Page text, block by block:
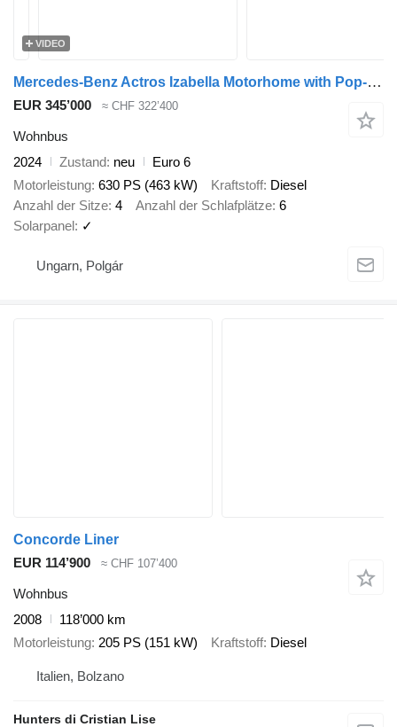
VIDEO
Mercedes-Benz Actros Izabella Motorhome with Pop-Out
EUR 345’000 ≈ CHF 322’400
Wohnbus
2024
Zustand neu
Euro 6
Motorleistung 630 PS (463 kW) Kraftstoff Diesel
Anzahl der Sitze 4 Anzahl der Schlafplätze 6
Solarpanel ✓
Ungarn, Polgár
Concorde Liner
EUR 114’900
≈ CHF 107’400
Wohnbus
2008
118’000 km
Motorleistung 205 PS (151 kW) Kraftstoff Diesel
Italien, Bolzano
Hunters di Cristian Lise